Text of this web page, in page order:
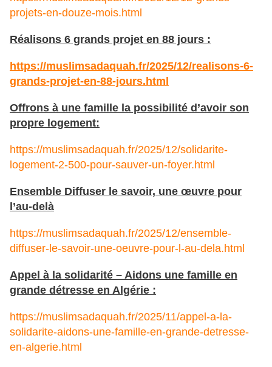
projets-en-douze-mois.html
Réalisons 6 grands projet en 88 jours :
https://muslimsadaquah.fr/2025/12/realisons-6-
grands-projet-en-88-jours.html
Offrons à une famille la possibilité d’avoir son
propre logement:
https://muslimsadaquah.fr/2025/12/solidarite-
logement-2-500-pour-sauver-un-foyer.html
Ensemble Diffuser le savoir, une œuvre pour
l’au-delà
https://muslimsadaquah.fr/2025/12/ensemble-
diffuser-le-savoir-une-oeuvre-pour-l-au-dela.html
Appel à la solidarité – Aidons une famille en
grande détresse en Algérie :
https://muslimsadaquah.fr/2025/11/appel-a-la-
solidarite-aidons-une-famille-en-grande-detresse-
en-algerie.html